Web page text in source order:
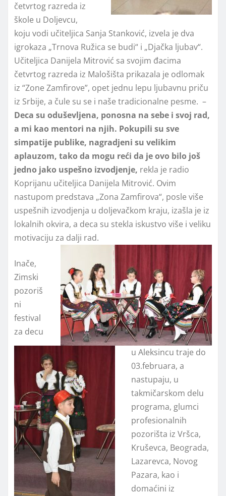
četvrtog razreda iz
škole u Doljevcu,
koju vodi učiteljica Sanja Stanković, izvela je dva
igrokaza „Trnova Ružica se budi“ i „Djačka ljubav“.
Učiteljica Danijela Mitrović sa svojim đacima
četvrtog razreda iz Malošišta prikazala je odlomak
iz “Zone Zamfirove”, opet jednu lepu ljubavnu priču
iz Srbije, a čule su se i naše tradicionalne pesme. –
Deca su oduševljena, ponosna na sebe i svoj rad,
a mi kao mentori na njih. Pokupili su sve
simpatije publike, nagradjeni su velikim
aplauzom, tako da mogu reći da je ovo bilo još
jedno jako uspešno izvodjenje, rekla je radio
Koprijanu učiteljica Danijela Mitrović. Ovim
nastupom predstava „Zona Zamfirova“, posle više
uspešnih izvodjenja u doljevačkom kraju, izašla je iz
lokalnih okvira, a deca su stekla iskustvo više i veliku
motivaciju za dalji rad.
Inače,
Zimski
pozoriš
ni
festival
za decu
u Aleksincu traje do
03.februara, a
nastupaju, u
takmičarskom delu
programa, glumci
profesionalnih
pozorišta iz Vršca,
Kruševca, Beograda,
Lazarevca, Novog
Pazara, kao i
domaćini iz